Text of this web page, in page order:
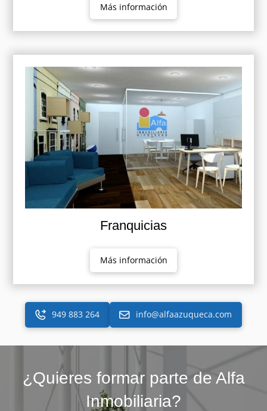
Más información
Franquicias
Más información
949 883 264 info@alfaazuqueca.com
¿Quieres formar parte de Alfa
Inmobiliaria?